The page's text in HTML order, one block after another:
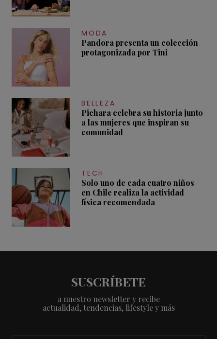
MODA
Pandora presenta un colección
protagonizada por Tini
BELLEZA
Pichara celebra su historia junto
a las mujeres que inspiran su
comunidad
TECH
Solo uno de cada cuatro niños
en Chile realiza la actividad
física recomendada
SUSCRÍBETE
a nuestro newsletter y recibe
actualidad, tendencias, lifestyle y más